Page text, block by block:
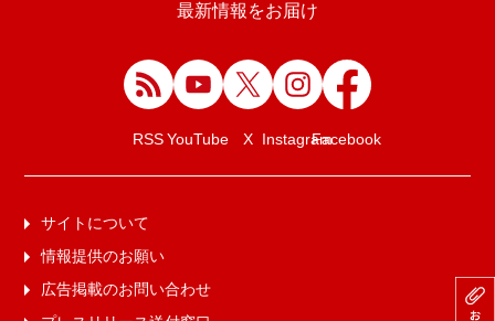
最新情報をお届け
RSSYouTube X InstagramFacebook
サイトについて
情報提供のお願い
広告掲載のお問い合わせ